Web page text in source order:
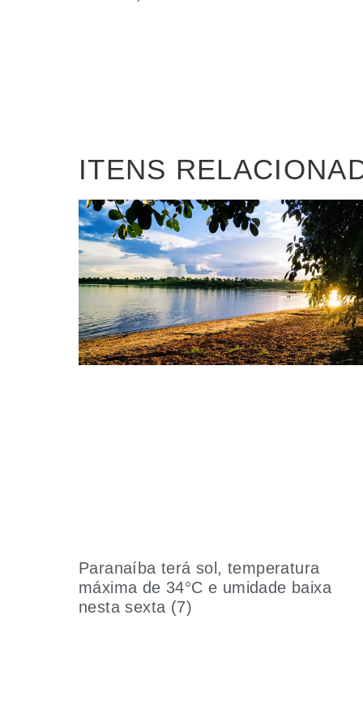
ITENS
Paranaíba terá sol, temperatura
máxima de 34°C e umidade baixa
nesta sexta (7)